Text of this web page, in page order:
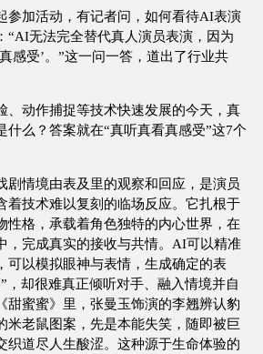
参加活动，有记者问，如何看待AI表演
“AI无法完全替代真人演员表演，因为
感受’。”这一问一答，道出了行业共
、动作捕捉等技术快速发展的今天，真
什么？答案就在“真听真看真感受”这7个
剧情境由表及里的观察和回应，是演员
着技术难以复刻的临场反应。它扎根于
性格，承载着角色独特的内心世界，在
，完成真实的接收与共情。AI可以精准
可以模拟眼神与表情，生成确定的表
，却很难真正倾听对手、融入情境并自
甜蜜蜜》里，张曼玉饰演的李翘辨认豹
米老鼠图案，先是本能失笑，随即被巨
织道尽人生酸涩。这种源于生命体验的